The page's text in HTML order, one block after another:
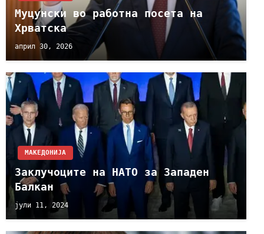
Муцунски во работна посета на
Хрватска
април 30, 2026
МАКЕДОНИЈА
Заклучоците на НАТО за Западен
Балкан
јули 11, 2024